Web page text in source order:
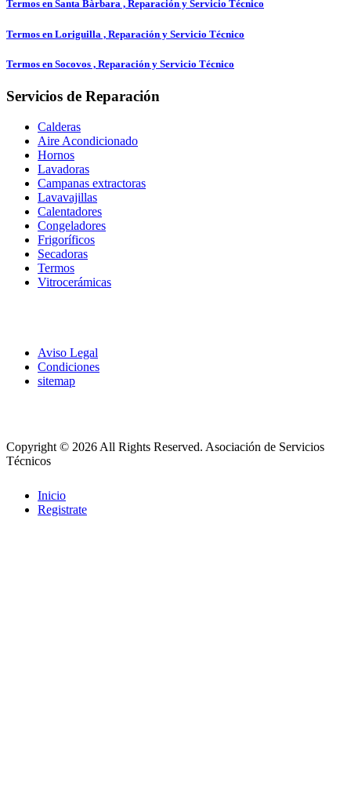
Termos en Santa Bàrbara , Reparación y Servicio Técnico
Termos en Loriguilla , Reparación y Servicio Técnico
Termos en Socovos , Reparación y Servicio Técnico
Servicios de Reparación
Calderas
Aire Acondicionado
Hornos
Lavadoras
Campanas extractoras
Lavavajillas
Calentadores
Congeladores
Frigoríficos
Secadoras
Termos
Vitrocerámicas
Aviso Legal
Condiciones
sitemap
Copyright © 2026 All Rights Reserved. Asociación de Servicios
Técnicos
Inicio
Registrate